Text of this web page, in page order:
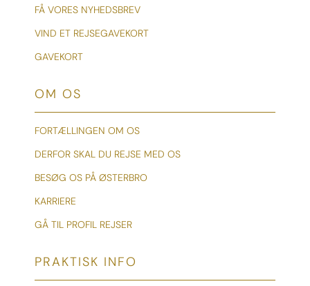
FÅ VORES NYHEDSBREV
VIND ET REJSEGAVEKORT
GAVEKORT
OM OS
FORTÆLLINGEN OM OS
DERFOR SKAL DU REJSE MED OS
BESØG OS PÅ ØSTERBRO
KARRIERE
GÅ TIL PROFIL REJSER
PRAKTISK INFO